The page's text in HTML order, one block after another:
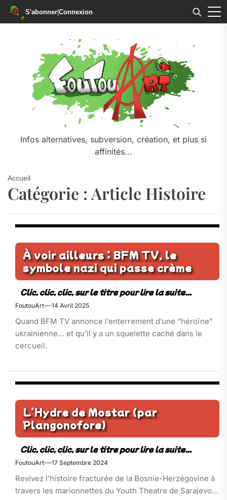
S'abonner|Connexion
Infos alternatives, subversion, création, et plus si
affinités...
Accueil
Catégorie : Article Histoire
À voir ailleurs : BFM TV, le
symbole nazi qui passe crème
FoutouArt 14 Avril 2025
Quand BFM TV annonce l’enterrement d’une “héroïne”
ukrainienne… et qu’il y a un squelette caché dans le
cercueil.
L’Hydre de Mostar (par
Plangonofore)
FoutouArt 17 Septembre 2024
Revivez l’histoire fracturée de la Bosnie-Herzégovine à
travers les marionnettes du Youth Theatre de Sarajevo…